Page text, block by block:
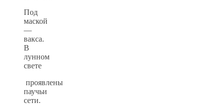
Под
маской
—
вакса.
В
лунном
свете
проявлены
паучьи
сети.